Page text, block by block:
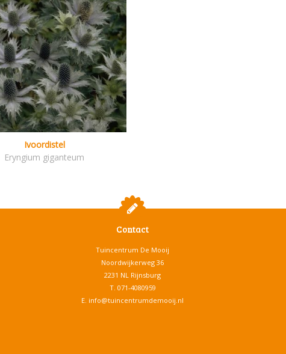
Ivoordistel
Eryngium giganteum
Contact
Tuincentrum De Mooij
Noordwijkerweg 36
2231 NL Rijnsburg
T. 071-4080959
E. info@tuincentrumdemooij.nl